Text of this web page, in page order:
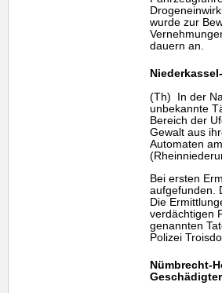
wurde zur
dauern an.
(Th) In der
unbekannte
Bereich der
Gewalt aus
Automaten
Bei ersten
aufgefunden.
Die
verdächtigen
genannten
Polizei
Nümbrecht-